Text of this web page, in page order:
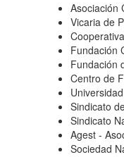
Asociación
Vicaria de
Fundación
Fundación
Centro de
Sindicato
Sindicato
Agest -
Sociedad